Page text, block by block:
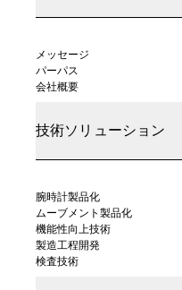
メッセージ
パーパス
会社概要
技術ソリューション
腕時計製品化
ムーブメント製品化
機能性向上技術
製造工程開発
検査技術